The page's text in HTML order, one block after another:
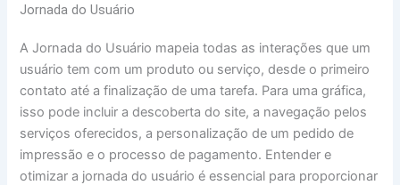
Jornada do Usuário
A Jornada do Usuário mapeia todas as interações que um
usuário tem com um produto ou serviço, desde o primeiro
contato até a finalização de uma tarefa. Para uma gráfica,
isso pode incluir a descoberta do site, a navegação pelos
serviços oferecidos, a personalização de um pedido de
impressão e o processo de pagamento. Entender e
otimizar a jornada do usuário é essencial para proporcionar